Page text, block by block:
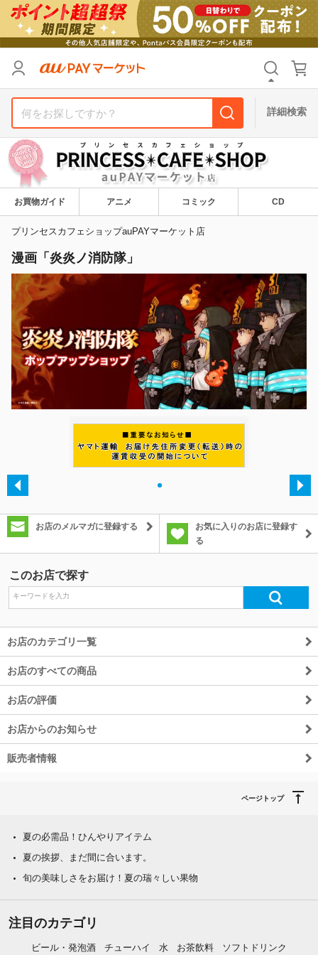
詳細検索
お買物ガイド アニメ コミック CD
プリンセスカフェショップauPAYマーケット店
漫画「炎炎ノ消防隊」
お店のメルマガに登録する
お気に入りのお店に登録す
る
このお店で探す
お店のカテゴリ一覧
お店のすべての商品
お店の評価
お店からのお知らせ
販売者情報
ページトップ
夏の必需品！ひんやりアイテム
夏の挨拶、まだ間に合います。
旬の美味しさをお届け！夏の瑞々しい果物
注目のカテゴリ
ビール・発泡酒 チューハイ 水 お茶飲料 ソフトドリンク
支払い方法
その他の条件
送料無料 タイムセール
Pontaパス特典対象すべて ポイントUPセレクトのみ
サンキュー配送対象
キーワード
除外ワード